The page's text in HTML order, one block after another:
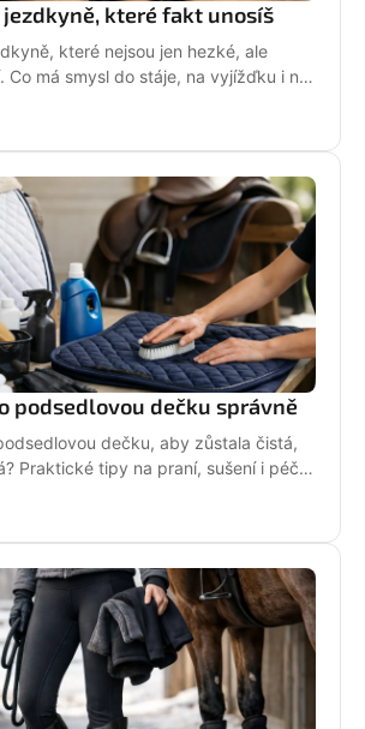
které fakt unosíš
které nejsou jen hezké, ale
Co má smysl do stáje, na vyjížďku i na
podsedlovou dečku správně
dečku, aby zůstala čistá,
Praktické tipy na praní, sušení i péči